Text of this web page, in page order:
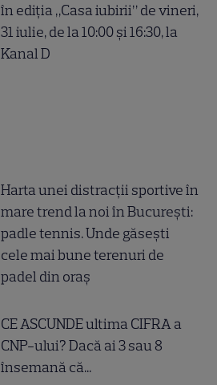
în ediția „Casa iubirii” de vineri,
31 iulie, de la 10:00 și 16:30, la
Kanal D
Harta unei distracții sportive în
mare trend la noi în București:
padle tennis. Unde găsești
cele mai bune terenuri de
padel din oraș
CE ASCUNDE ultima CIFRA a
CNP-ului? Dacă ai 3 sau 8
însemană că...